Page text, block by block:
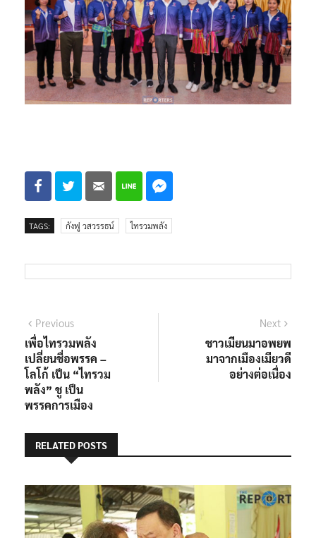
TAGS: กังฟู วสวรรธน์ ไทรวมพลัง
แนะแนว
เรื่อง
PreviousPrevious
post:
เพื่อไทรวมพลัง
เปลี่ยนชื่อพรรค –
โลโก้ เป็น “ไทรวม
พลัง” ชู เป็น
พรรคการเมือง
Next
ชาวเมียนมาอพยพ
มาจากเมืองเมียวดี
อย่างต่อเนื่อง
RELATED POSTS